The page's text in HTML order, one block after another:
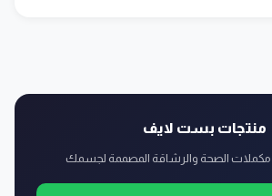
منتجات بست لايف
الصحة والرشاقة المصممة لجسمك